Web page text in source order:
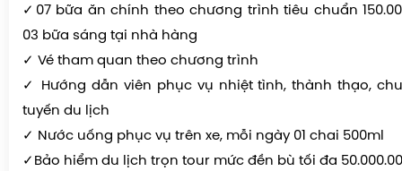
✓ 03 đêm ngủ khách sạn: 02 – 03 - 04* 02 người/
✓07 bữa ăn chính theo chương trình tiêu chuẩn
03 bữa sáng tại nhà hàng
✓ Vé tham quan theo chương trình
✓ Hướng dẫn viên phục vụ nhiệt tình, thành thạo,
tuyến du lịch
✓ Nước uống phục vụ trên xe, mỗi ngày 01 chai 500ml